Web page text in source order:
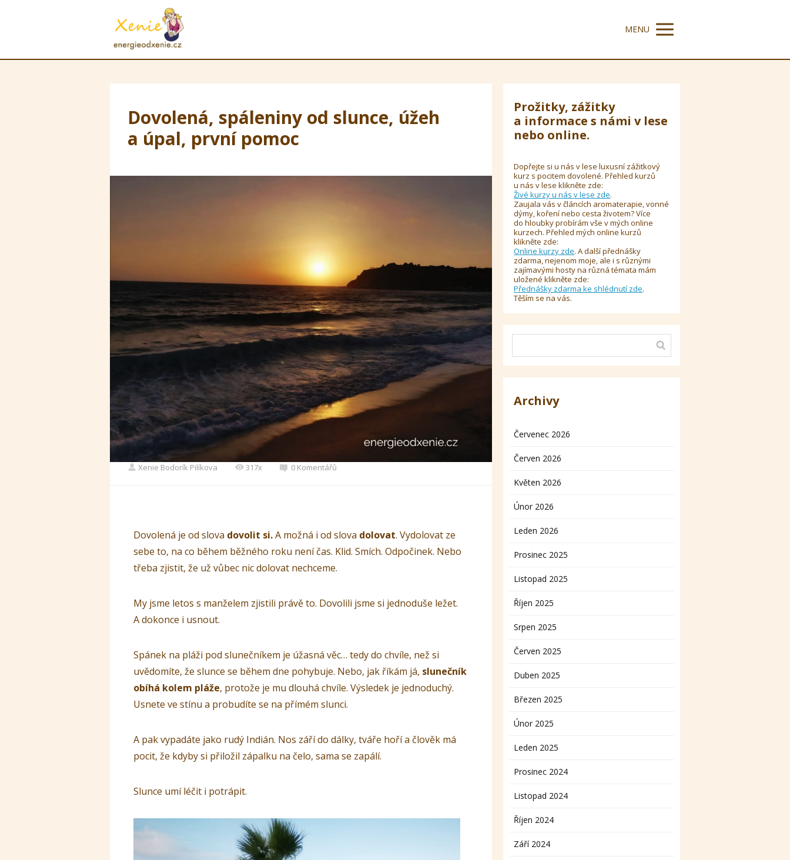
MENU
Dovolená, spáleniny od slunce, úžeh
a úpal, první pomoc
Xenie Bodorík Pilíkova 317x 0 Komentářů
Dovolená je od slova dovolit si.A možná i od slova dolovat. Vydolovat ze
sebe to, na co během běžného roku není čas. Klid. Smích. Odpočinek. Nebo
třeba zjistit, že už vůbec nic dolovat nechceme.
My jsme letos s manželem zjistili právě to. Dovolili jsme si jednoduše ležet.
A dokonce i usnout.
Spánek na pláži pod slunečníkem je úžasná věc… tedy do chvíle, než si
uvědomíte, že slunce se během dne pohybuje. Nebo, jak říkám já, slunečník
obíhá kolem pláže, protože je mu dlouhá chvíle. Výsledek je jednoduchý.
Usnete ve stínu a probudíte se na přímém slunci.
A pak vypadáte jako rudý Indián. Nos září do dálky, tváře hoří a člověk má
pocit, že kdyby si přiložil zápalku na čelo, sama se zapálí.
Slunce umí léčit i potrápit.
Prožitky, zážitky
a informace s námi v lese
nebo online.
Dopřejte si u nás v lese luxusní zážitkový
kurz s pocitem dovolené. Přehled kurzů
u nás v lese klikněte zde:
Živé kurzy u nás v lese zde.
Zaujala vás v článcích aromaterapie, vonné
dýmy, koření nebo cesta životem? Více
do hloubky probírám vše v mých online
kurzech. Přehled mých online kurzů
klikněte zde:
Online kurzy zde. A další přednášky
zdarma, nejenom moje, ale i s různými
zajímavými hosty na různá témata mám
uložené klikněte zde:
Přednášky zdarma ke shlédnutí zde.
Těším se na vás.
Archivy
Červenec 2026
Červen 2026
Květen 2026
Únor 2026
Leden 2026
Prosinec 2025
Listopad 2025
Říjen 2025
Srpen 2025
Červen 2025
Duben 2025
Březen 2025
Únor 2025
Leden 2025
Prosinec 2024
Listopad 2024
Říjen 2024
Září 2024